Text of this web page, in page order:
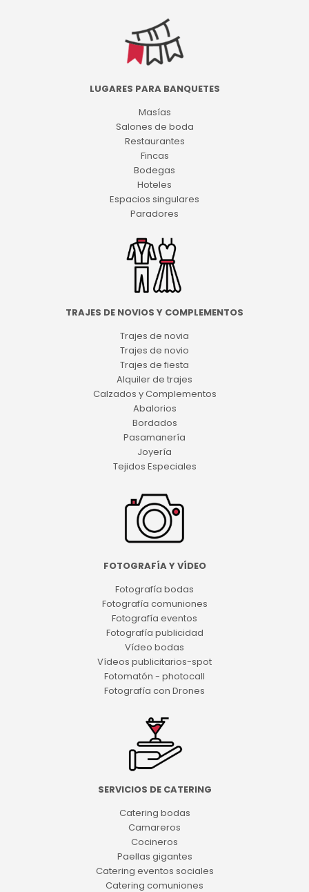
LUGARES PARA BANQUETES
Masías
Salones de boda
Restaurantes
Fincas
Bodegas
Hoteles
Espacios singulares
Paradores
TRAJES DE NOVIOS Y COMPLEMENTOS
Trajes de novia
Trajes de novio
Trajes de fiesta
Alquiler de trajes
Calzados y Complementos
Abalorios
Bordados
Pasamanería
Joyería
Tejidos Especiales
FOTOGRAFÍA Y VÍDEO
Fotografía bodas
Fotografía comuniones
Fotografía eventos
Fotografía publicidad
Vídeo bodas
Vídeos publicitarios-spot
Fotomatón - photocall
Fotografía con Drones
SERVICIOS DE CATERING
Catering bodas
Camareros
Cocineros
Paellas gigantes
Catering eventos sociales
Catering comuniones